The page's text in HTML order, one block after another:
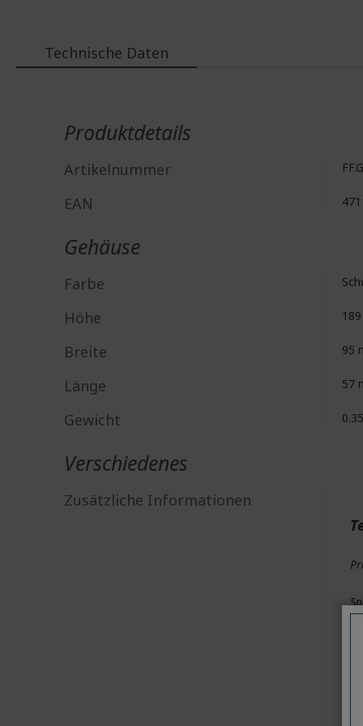
Technische Daten
Produktdetails
Artikelnummer
EAN
Gehäuse
Farbe
Höhe
Breite 95
Länge 57
Gewicht
Verschiedenes
Zusätzliche Informationen